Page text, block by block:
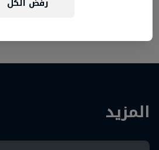
المزيد
رفض الكل